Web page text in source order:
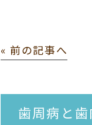
« 前の記事へ
歯周病と